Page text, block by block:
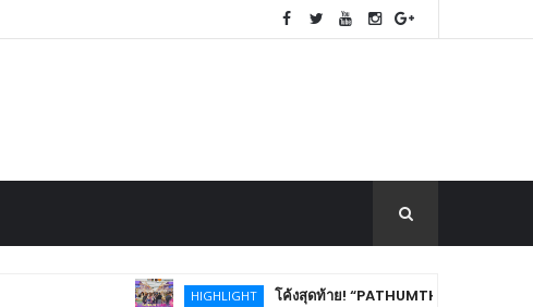
HIGHLIGHT โค้งสุดท้าย! “PATHUMTHANI Creative